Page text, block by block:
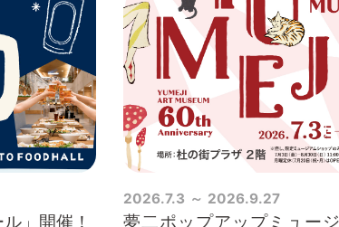
」開催！
2026.7.3 2026.9.27
夢二ポップアップミュー